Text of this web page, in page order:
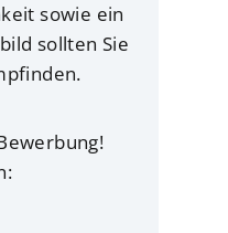
sowie ein
sollten Sie